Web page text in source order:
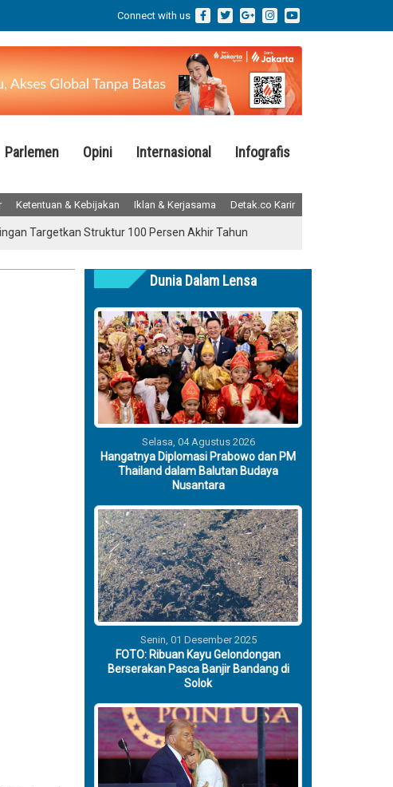
Connect with us
Parlemen Opini Internasional Infografis
Ketentuan & Kebijakan Iklan & Kerjasama Detak.co Karir
Struktur 100 Persen Akhir Tahun Jatim Kinerja Positif Semester I
Dunia Dalam Lensa
Selasa, 04 Agustus 2026
Hangatnya Diplomasi Prabowo dan PM
Thailand dalam Balutan Budaya
Nusantara
Senin, 01 Desember 2025
FOTO: Ribuan Kayu Gelondongan
Berserakan Pasca Banjir Bandang di
Solok